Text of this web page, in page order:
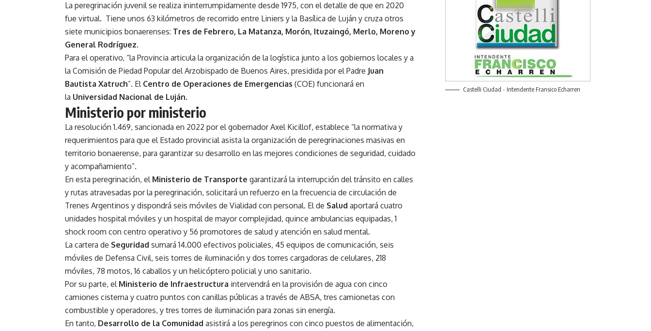
La peregrinación juvenil se realiza ininterrumpidamente desde 1975, con el detalle de que en 2020
fue virtual. Tiene unos 63 kilómetros de recorrido entre Liniers y la Basílica de Luján y cruza otros
siete municipios bonaerenses: Tres de Febrero, La Matanza, Morón, Ituzaingó, Merlo, Moreno y
General Rodríguez.
Para el operativo, “la Provincia articula la organización de la logística junto a los gobiernos locales y a
la Comisión de Piedad Popular del Arzobispado de Buenos Aires, presidida por el Padre Juan
Bautista Xatruch”. El Centro de Operaciones de Emergencias (COE) funcionará en
la Universidad Nacional de Luján.
Ministerio por ministerio
La resolución 1.469, sancionada en 2022 por el gobernador Axel Kicillof, establece “la normativa y
requerimientos para que el Estado provincial asista la organización de peregrinaciones masivas en
territorio bonaerense, para garantizar su desarrollo en las mejores condiciones de seguridad, cuidado
y acompañamiento”.
En esta peregrinación, el Ministerio de Transporte garantizará la interrupción del tránsito en calles
y rutas atravesadas por la peregrinación, solicitará un refuerzo en la frecuencia de circulación de
Trenes Argentinos y dispondrá seis móviles de Vialidad con personal. El de Salud aportará cuatro
unidades hospital móviles y un hospital de mayor complejidad, quince ambulancias equipadas, 1
shock room con centro operativo y 56 promotores de salud y atención en salud mental.
La cartera de Seguridad sumará 14.000 efectivos policiales, 45 equipos de comunicación, seis
móviles de Defensa Civil, seis torres de iluminación y dos torres cargadoras de celulares, 218
móviles, 78 motos, 16 caballos y un helicóptero policial y uno sanitario.
Por su parte, el Ministerio de Infraestructura intervendrá en la provisión de agua con cinco
camiones cisterna y cuatro puntos con canillas públicas a través de ABSA, tres camionetas con
combustible y operadores, y tres torres de iluminación para zonas sin energía.
En tanto, Desarrollo de la Comunidad asistirá a los peregrinos con cinco puestos de alimentación,
Castelli Ciudad - Intendente Fransico Echarren